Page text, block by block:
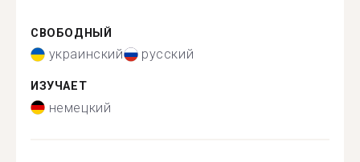
СВОБОДНЫЙ
украинский русский
ИЗУЧАЕТ
немецкий